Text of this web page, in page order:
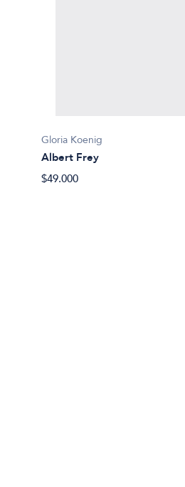
Gloria Koenig
Albert Frey
$49.000